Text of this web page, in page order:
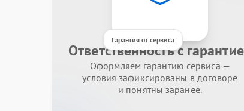
Гарантия от сервиса
Ответственность с
Оформляем гарантию сервиса —
условия зафиксированы в договоре
и понятны заранее.